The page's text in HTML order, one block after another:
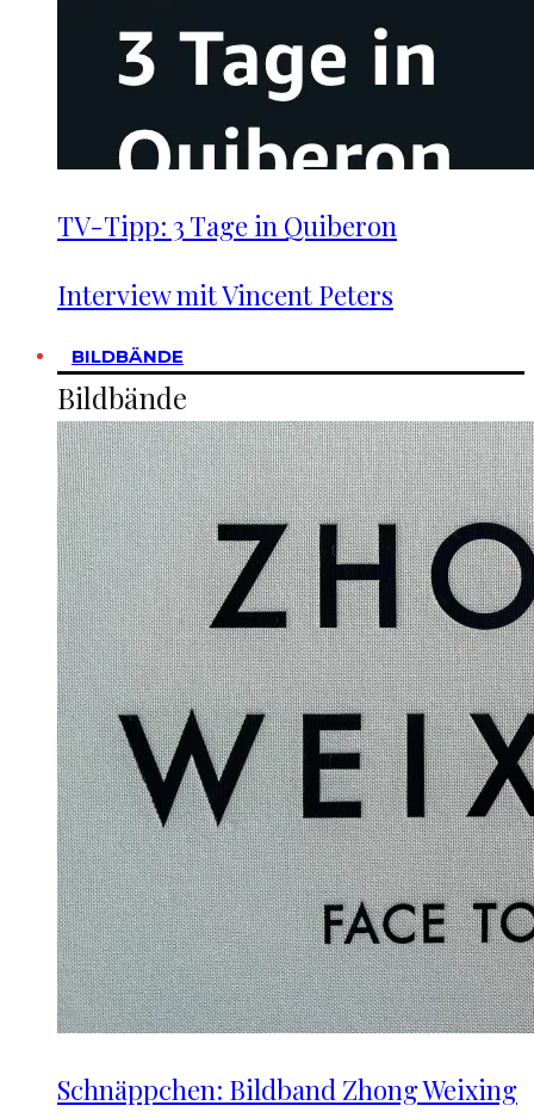
TV-Tipp: 3 Tage in Quiberon
Interview mit Vincent Peters
BILDBÄNDE
Bildbände
Schnäppchen: Bildband Zhong Weixing